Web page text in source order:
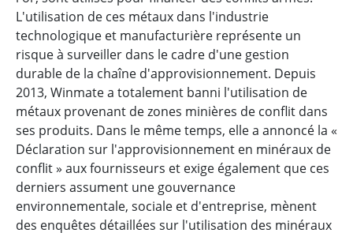
L'utilisation de ces métaux dans l'industrie
technologique et manufacturière représente un
risque à surveiller dans le cadre d'une gestion
durable de la chaîne d'approvisionnement. Depuis
2013, Winmate a totalement banni l'utilisation de
métaux provenant de zones minières de conflit dans
ses produits. Dans le même temps, elle a annoncé la «
Déclaration sur l'approvisionnement en minéraux de
conflit » aux fournisseurs et exige également que ces
derniers assument une gouvernance
environnementale, sociale et d'entreprise, mènent
des enquêtes détaillées sur l'utilisation des minéraux